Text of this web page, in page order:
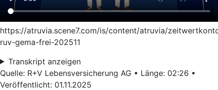
https://atruvia.scene7.com/is/content/atruvia/
ruv-gema-frei-202511
Transkript anzeigen
Quelle: R+V Lebensversicherung AG • Länge: 02:26 •
Veröffentlicht: 01.11.2025